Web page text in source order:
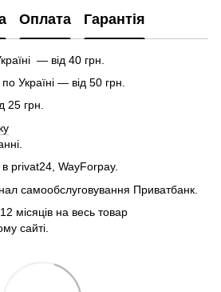
Оплата Гарантія
— від 40 грн.
Україні — від 50 грн.
25 грн.
privat24, WayForpay.
самообслуговування Приватбанк.
місяців на весь товар
сайті.